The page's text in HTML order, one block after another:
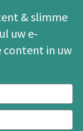
& slimme
uw e-
content in uw